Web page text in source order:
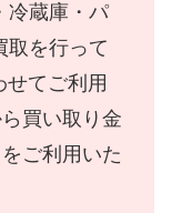
冷蔵庫・パ
取を行って
てご利用
買い取り金
ご利用いた